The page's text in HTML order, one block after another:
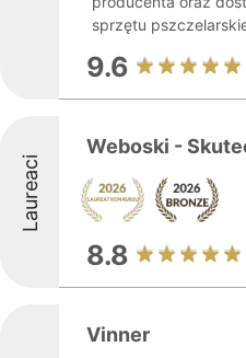
sprzętu
9.6
Laureaci
Weboski -
8.8
Vinner